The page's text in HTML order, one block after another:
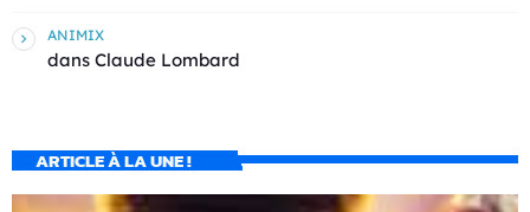
ANIMIX
dans Claude Lombard
ARTICLE À LA UNE !